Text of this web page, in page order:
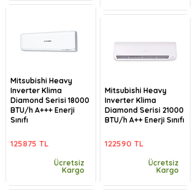
Mitsubishi Heavy
Inverter Klima
Diamond Serisi 18000
BTU/h A+++ Enerji
Sınıfı
125875 TL
Ücretsiz
Kargo
Mitsubishi Heavy
Inverter Klima
Diamond Serisi 21000
BTU/h A++ Enerji Sınıfı
122590 TL
Ücretsiz
Kargo